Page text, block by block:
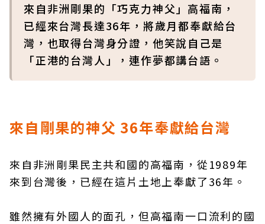
來自非洲剛果的「巧克力神父」高福南，
已經來台灣長達36年，將歲月都奉獻給台
灣，也取得台灣身分證，他笑說自己是
「正港的台灣人」，連作夢都講台語。
來自剛果的神父 36年奉獻給台灣
來自非洲剛果民主共和國的高福南，從1989年
來到台灣後，已經在這片土地上奉獻了36年。
雖然擁有外國人的面孔，但高福南一口流利的國